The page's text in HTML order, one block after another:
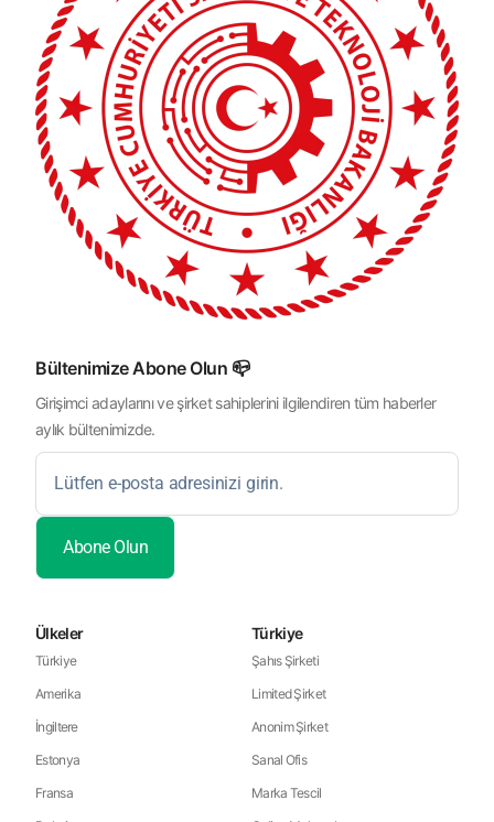
Bültenimize Abone Olun 📪
Girişimci adaylarını ve şirket sahiplerini ilgilendiren tüm haberler
aylık bültenimizde.
Ülkeler
Türkiye
Amerika
İngiltere
Estonya
Fransa
Türkiye
Şahıs Şirketi
Limited Şirket
Anonim Şirket
Sanal Ofis
Marka Tescil